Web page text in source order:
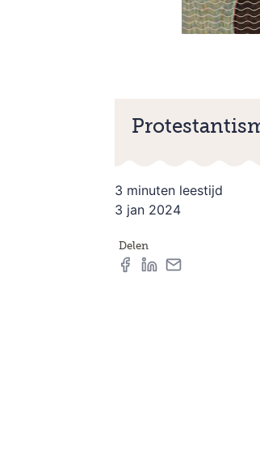
3 minuten leestijd
3 jan 2024
Delen